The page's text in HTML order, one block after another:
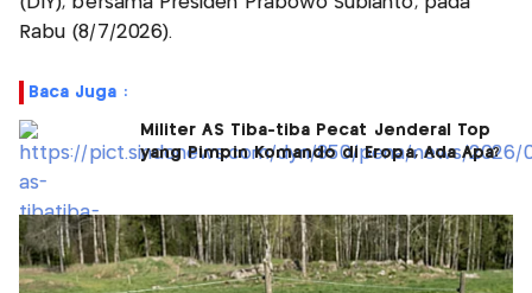
Rabu (8/7/2026).
Baca Juga :
Militer AS Tiba-tiba Pecat Jenderal Top
yang Pimpin Komando di Eropa, Ada Apa?